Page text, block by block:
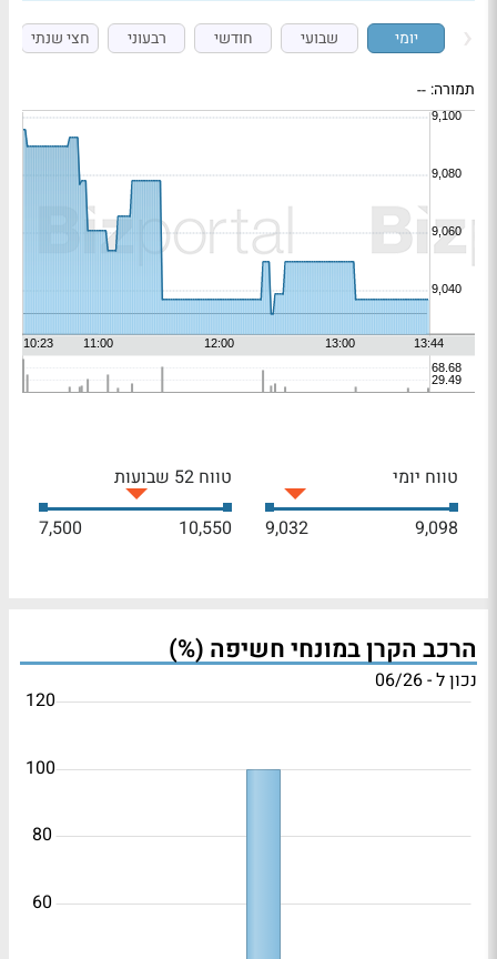
יומי שבועי חודשי רבעוני חצי שנתי
תמורה: --
טווח יומי
9,098
9,032
טווח 52 שבועות
10,550
7,500
הרכב הקרן במונחי חשיפה (%)
נכון ל - 06/26
60
80
100
120